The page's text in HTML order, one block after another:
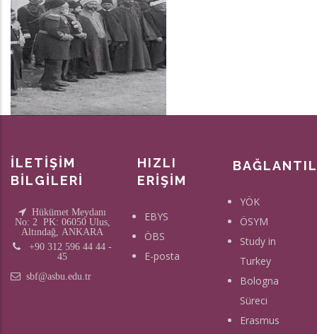
İLETİŞİM
BİLGİLERİ
Hükümet Meydanı
No: 2 PK: 06050 Ulus,
Altındağ, ANKARA
+90 312 596 44 44 -
45
sbf@asbu.edu.tr
HIZLI
ERİŞİM
EBYS
ÖBS
E-posta
YÖK
ÖSYM
Study in
Turkey
Bologna
Süreci
Erasmus